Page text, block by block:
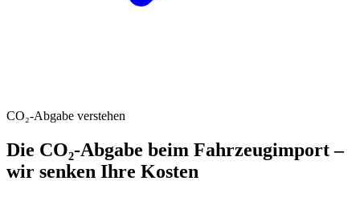
CO₂-Abgabe verstehen
Die CO₂-Abgabe beim Fahrzeugimport –
wir senken Ihre Kosten